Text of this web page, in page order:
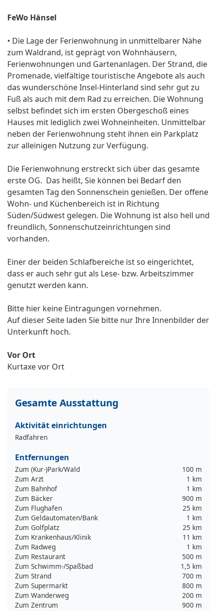
FeWo Hänsel
• Die Lage der Ferienwohnung in unmittelbarer Nähe
zum Waldrand, ist geprägt von Wohnhäusern,
Ferienwohnungen und Gartenanlagen. Der Strand, die
Promenade, vielfältige touristische Angebote als auch
das wunderschöne Insel-Hinterland sind sehr gut zu
Fuß als auch mit dem Rad zu erreichen. Die Wohnung
selbst befindet sich im ersten Obergeschoß eines
Hauses mit lediglich zwei Wohneinheiten. Unmittelbar
neben der Ferienwohnung steht ihnen ein Parkplatz
zur alleinigen Nutzung zur Verfügung.
Die Ferienwohnung erstreckt sich über das gesamte
erste OG. Das heißt, Sie können bei Bedarf den
gesamten Tag den Sonnenschein genießen. Der offene
Wohn- und Küchenbereich ist in Richtung
Süden/Südwest gelegen. Die Wohnung ist also hell und
freundlich, Sonnenschutzeinrichtungen sind
vorhanden.
Einer der beiden Schlafbereiche ist so eingerichtet,
dass er auch sehr gut als Lese- bzw. Arbeitszimmer
genutzt werden kann.
Bitte hier keine Eintragungen vornehmen.
Auf dieser Seite laden Sie bitte nur Ihre Innenbilder der
Unterkunft hoch.
Vor Ort
Kurtaxe vor Ort
Gesamte Ausstattung
Aktivität einrichtungen
Radfahren
Entfernungen
Zum (Kur-)Park/Wald
100 m
Zum Arzt
1 km
Zum Bahnhof
1 km
Zum Bäcker
900 m
Zum Flughafen
25 km
Zum Geldautomaten/Bank
1 km
Zum Golfplatz
25 km
Zum Krankenhaus/Klinik
11 km
Zum Radweg
1 km
Zum Restaurant
500 m
Zum Schwimm-/Spaßbad
1,5 km
Zum Strand
700 m
Zum Supermarkt
800 m
Zum Wanderweg
200 m
Zum Zentrum
900 m